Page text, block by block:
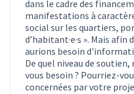
dans le cadre des
manifestations à
social sur les quartiers,
d’habitant·e·s ». Mais
aurions besoin
De quel niveau de
vous besoin ? Pourriez-
concernées par votre